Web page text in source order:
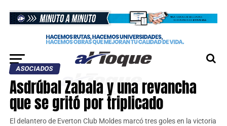
ASOCIADOS
Asdrúbal Zabala y una revancha
que se gritó por triplicado
El delantero de Everton Club Moldes marcó tres goles en la victoria